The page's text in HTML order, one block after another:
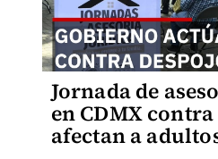
Jornada de
en CDMX
afectan a